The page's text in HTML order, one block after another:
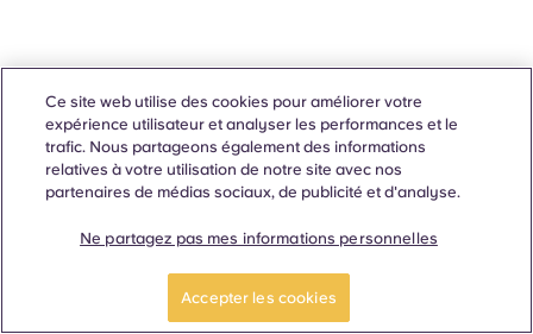
Ce site web utilise des cookies pour améliorer votre
expérience utilisateur et analyser les performances et le
trafic. Nous partageons également des informations
relatives à votre utilisation de notre site avec nos
partenaires de médias sociaux, de publicité et d'analyse.
Ne partagez pas mes informations personnelles
Accepter les cookies